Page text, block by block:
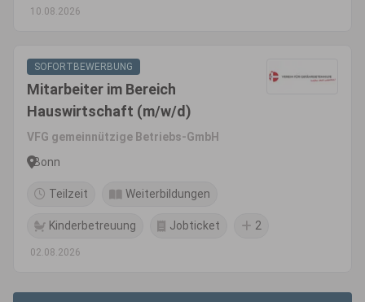
10.08.2026
SOFORTBEWERBUNG
Mitarbeiter im Bereich
Hauswirtschaft (m/w/d)
VFG gemeinnützige Betriebs-GmbH
Bonn
Teilzeit Weiterbildungen
Kinderbetreuung Jobticket 2
02.08.2026